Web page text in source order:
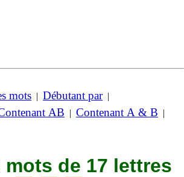
mots | Débutant par|
AB | Contenant A & B |
de 17 lettres